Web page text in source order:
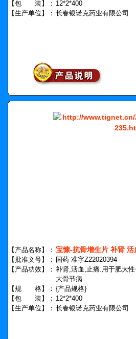
【包 装】： 12*2*400
【生产单位】： 长春银诺克药业有限公司
【产品名称】： 宝慷-抗骨增生片 补肾
【批准文号】： 国药 准字Z22020394
【产品功效】： 补肾,活血,止痛.用于肥大
大骨节病.
【规 格】： {产品规格}
【包 装】： 12*2*400
【生产单位】： 长春银诺克药业有限公司